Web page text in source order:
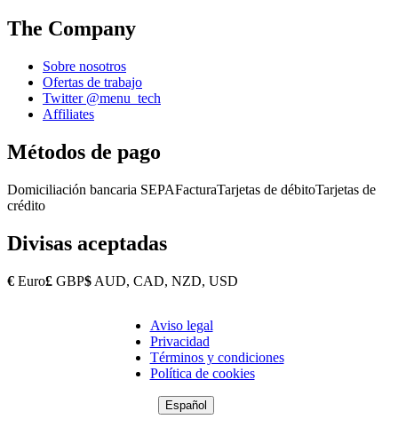
The Company
Sobre nosotros
Ofertas de trabajo
Twitter @menu_tech
Affiliates
Métodos de pago
Domiciliación bancaria SEPAFacturaTarjetas de débitoTarjetas de
crédito
Divisas aceptadas
€ Euro£ GBP$ AUD, CAD, NZD, USD
Copyright
Footer
Aviso legal
Privacidad
Términos y condiciones
Política de cookies
Español